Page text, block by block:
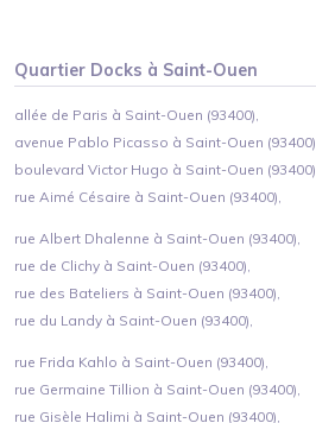
Quartier Docks à Saint-Ouen
allée de Paris à Saint-Ouen (93400),
avenue Pablo Picasso à Saint-Ouen (93400),
boulevard Victor Hugo à Saint-Ouen (93400),
rue Aimé Césaire à Saint-Ouen (93400),
rue Albert Dhalenne à Saint-Ouen (93400),
rue de Clichy à Saint-Ouen (93400),
rue des Bateliers à Saint-Ouen (93400),
rue du Landy à Saint-Ouen (93400),
rue Frida Kahlo à Saint-Ouen (93400),
rue Germaine Tillion à Saint-Ouen (93400),
rue Gisèle Halimi à Saint-Ouen (93400),